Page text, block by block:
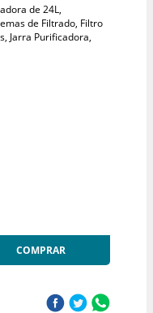
de 24L,
de Filtrado, Filtro
Jarra Purificadora,
COMPRAR